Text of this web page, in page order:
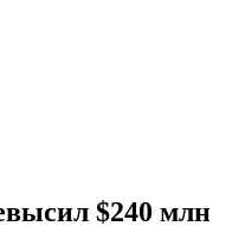
$240 млн